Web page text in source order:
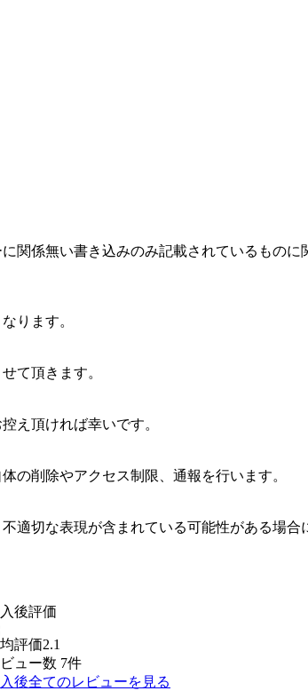
関係無い書き込みのみ記載されているものに
ります。
て頂きます。
え頂ければ幸いです。
の削除やアクセス制限、通報を行います。
適切な表現が含まれている可能性がある場合
後評価
評価2.1
ュー数 7件
後全てのレビューを見る